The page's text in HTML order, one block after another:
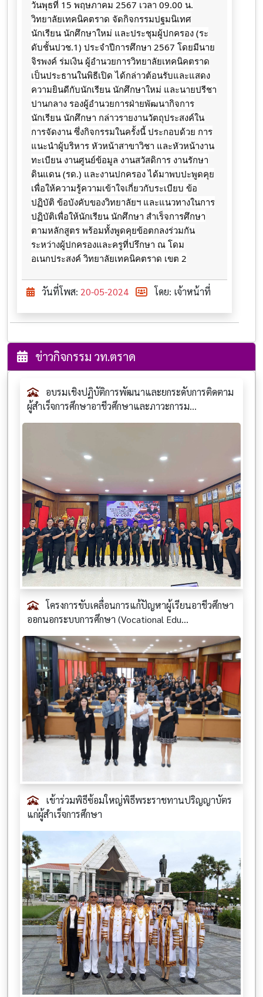
วันพุธที่ 15 พฤษภาคม 2567 เวลา 09.00 น.
วิทยาลัยเทคนิคตราด จัดกิจกรรมปฐมนิเทศ
นักเรียน นักศึกษาใหม่ และประชุมผู้ปกครอง (ระ
ดับชั้นปวช.1) ประจำปีการศึกษา 2567 โดยมีนาย
จิรพงค์ ร่มเงิน ผู้อำนวยการวิทยาลัยเทคนิคตราด
เป็นประธานในพิธีเปิด ได้กล่าวต้อนรับและแสดง
ความยินดีกับนักเรียน นักศึกษาใหม่ และนายปรีชา
ปานกลาง รองผู้อำนวยการฝ่ายพัฒนากิจการ
นักเรียน นักศึกษา กล่าวรายงานวัตถุประสงค์ใน
การจัดงาน ซึ่งกิจกรรมในครั้งนี้ ประกอบด้วย การ
แนะนำผู้บริหาร หัวหน้าสาขาวิชา และหัวหน้างาน
ทะเบียน งานศูนย์ข้อมูล งานสวัสดิการ งานรักษา
ดินแดน (รด.) และงานปกครอง ได้มาพบปะพูดคุย
เพื่อให้ความรู้ความเข้าใจเกี่ยวกับระเบียบ ข้อ
ปฏิบัติ ข้อบังคับของวิทยาลัยฯ และแนวทางในการ
ปฏิบัติเพื่อให้นักเรียน นักศึกษา สำเร็จการศึกษา
ตามหลักสูตร พร้อมทั้งพูดคุยข้อตกลงร่วมกัน
ระหว่างผู้ปกครองและครูที่ปรึกษา ณ โดม
อเนกประสงค์ วิทยาลัยเทคนิคตราด เขต 2
วันที่โพส: 20-05-2024 โดย: เจ้าหน้าที่
ข่าวกิจกรรม วท.ตราด
อบรมเชิงปฏิบัติการพัฒนาและยกระดับการติดตาม
ผู้สำเร็จการศึกษาอาชีวศึกษาและภาวะการม...
โครงการขับเคลื่อนการแก้ปัญหาผู้เรียนอาชีวศึกษา
ออกนอกระบบการศึกษา (Vocational Edu...
เข้าร่วมพิธีซ้อมใหญ่พิธีพระราชทานปริญญาบัตร
แก่ผู้สำเร็จการศึกษา